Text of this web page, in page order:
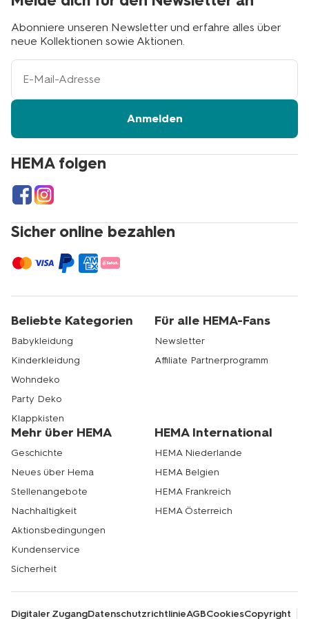
HEMA folgen
Sicher online bezahlen
Abonniere unseren Newsletter und erfahre alles über
neue Kollektionen sowie Aktionen.
Ihre
Adresse
Anmelden
Beliebte Kategorien
Babykleidung
Kinderkleidung
Wohndeko
Party Deko
Klappkisten
Für alle HEMA-Fans
Newsletter
Affiliate Partnerprogramm
Mehr über HEMA
Geschichte
Neues über Hema
Stellenangebote
Nachhaltigkeit
Aktionsbedingungen
Kundenservice
Sicherheit
HEMA International
HEMA Niederlande
HEMA Belgien
HEMA Frankreich
HEMA Österreich
Digitaler ZugangDatenschutzrichtlinieAGBCookiesCopyright